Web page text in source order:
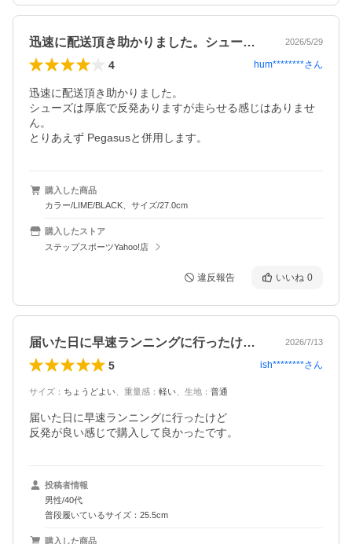
迅速に配送頂き助かりました。シューズは… 2026/5/29
4 hum********さん
迅速に配送頂き助かりました。
シューズは厚底で反発ありますが走らせる感じはありませ
ん。
とりあえず Pegasusと併用します。
購入した商品
カラー/LIME/BLACK、サイズ/27.0cm
購入したストア
ステップスポーツYahoo!店
違反報告 いいね 0
届いた日に早速ランニングに行ったけど反… 2026/7/13
5 ish********さん
サイズ ： ちょうどよい 重量感 ： 軽い 生地 ： 普通
届いた日に早速ランニングに行ったけど
反発が良い感じで購入して良かったです。
投稿者情報
男性/40代
普段履いているサイズ：25.5cm
購入した商品